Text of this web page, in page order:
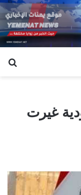
غيرت